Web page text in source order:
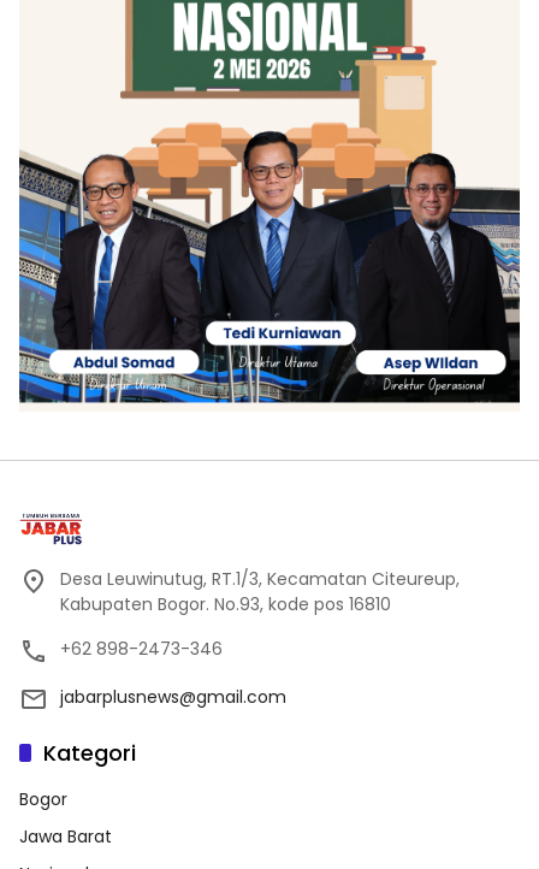
Desa Leuwinutug, RT.1/3, Kecamatan Citeureup,
Kabupaten Bogor. No.93, kode pos 16810
+62 898-2473-346
jabarplusnews@gmail.com
Kategori
Bogor
Jawa Barat